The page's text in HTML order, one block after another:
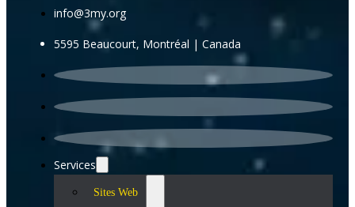
info@3my.org
5595 Beaucourt, Montréal | Canada
Services
Sites Web